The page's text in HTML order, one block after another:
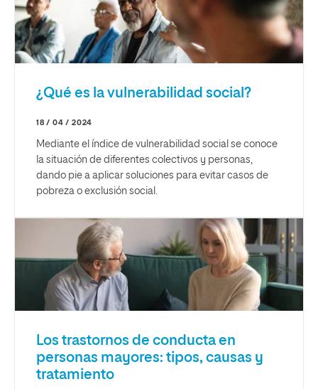
¿Qué es la vulnerabilidad social?
18 / 04 / 2024
Mediante el índice de vulnerabilidad social se conoce
la situación de diferentes colectivos y personas,
dando pie a aplicar soluciones para evitar casos de
pobreza o exclusión social.
Los trastornos de conducta en
personas mayores: tipos, causas y
tratamiento